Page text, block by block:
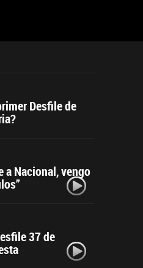
Desfile de
a Nacional, vengo
37 de